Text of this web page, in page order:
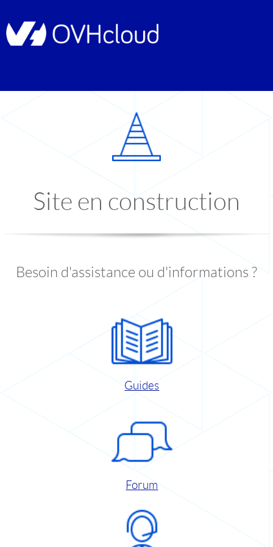
Site en construction
Besoin d'assistance ou d'informations ?
Guides
Forum